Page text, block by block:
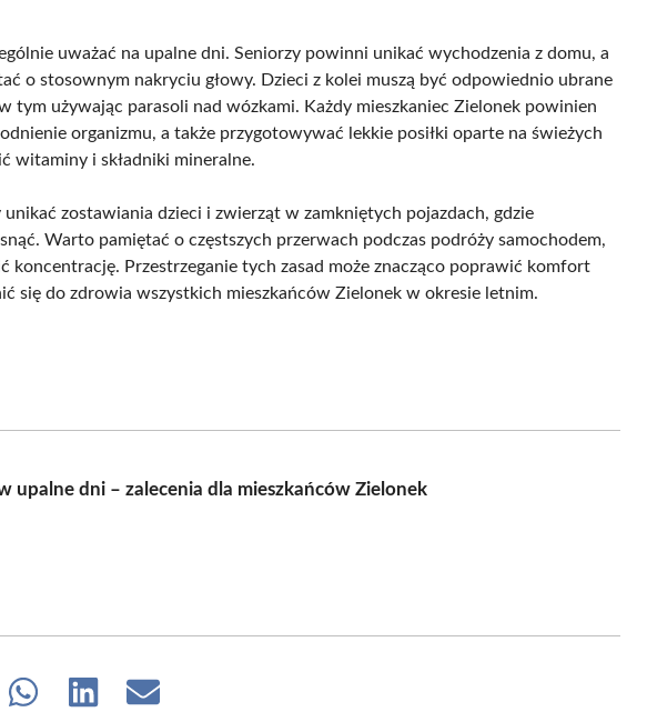
uważać na upalne dni. Seniorzy powinni unikać wychodzenia z domu, a
o stosownym nakryciu głowy. Dzieci z kolei muszą być odpowiednio ubrane
tym używając parasoli nad wózkami. Każdy mieszkaniec Zielonek powinien
organizmu, a także przygotowywać lekkie posiłki oparte na świeżych
witaminy i składniki mineralne.
zostawiania dzieci i zwierząt w zamkniętych pojazdach, gdzie
Warto pamiętać o częstszych przerwach podczas podróży samochodem,
koncentrację. Przestrzeganie tych zasad może znacząco poprawić komfort
się do zdrowia wszystkich mieszkańców Zielonek w okresie letnim.
upalne dni – zalecenia dla mieszkańców Zielonek
Share
Share
Share